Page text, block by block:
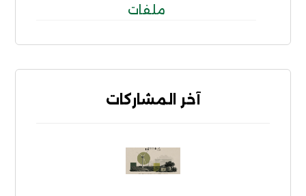
ملفات
آخر المشاركات